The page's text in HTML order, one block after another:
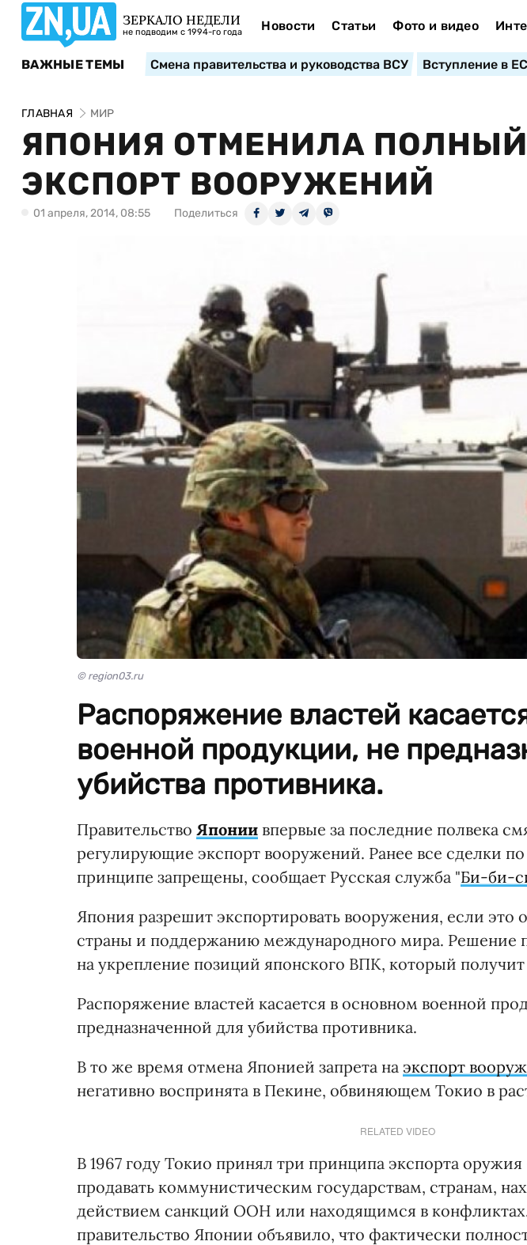
ЗЕРКАЛО НЕДЕЛИ
не подводим с 1994-го года Новости Статьи Фото и видео
ВАЖНЫЕ ТЕМЫ Смена правительства и руководства ВСУ Вступление в
ГЛАВНАЯ МИР
ЯПОНИЯ ОТМЕНИЛА
ЭКСПОРТ ВООРУЖЕНИЙ
01 апреля, 2014, 08:55 Поделиться
© region03.ru
Распоряжение властей
военной продукции, не
убийства противника.
Правительство Японии впервые за последние полвека
регулирующие экспорт вооружений. Ранее все сделки
принципе запрещены, сообщает Русская служба "Би-би-
Япония разрешит экспортировать вооружения, если это
страны и поддержанию международного мира. Решение
на укрепление позиций японского ВПК, который
Распоряжение властей касается в основном военной
предназначенной для убийства противника.
В то же время отмена Японией запрета на экспорт
негативно воспринята в Пекине, обвиняющем Токио в
RELATED VIDEO
В 1967 году Токио принял три принципа экспорта
продавать коммунистическим государствам, странам,
действием санкций ООН или находящимся в конфликтах.
правительство Японии объявило, что фактически